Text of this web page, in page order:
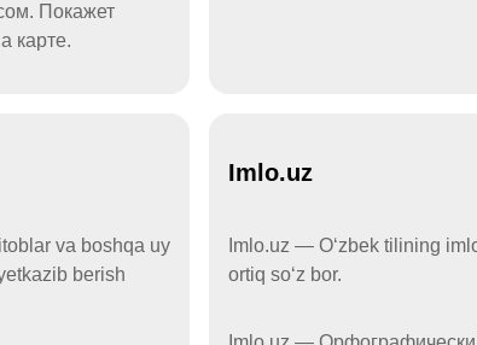
Покажет
карте.
va boshqa uy
berish
Imlo.uz
Imlo.uz — Oʻzbek tilining
ortiq soʻz bor.